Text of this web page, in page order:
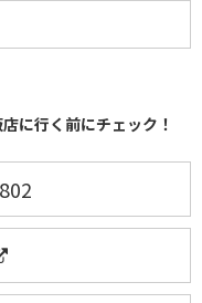
に行く前にチェック！